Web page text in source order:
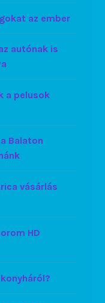
az ember
autónak is
a pelusok
Balaton
vásárlás
HD